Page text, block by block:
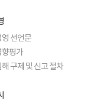
선언문
향평가
구제 및 신고 절차